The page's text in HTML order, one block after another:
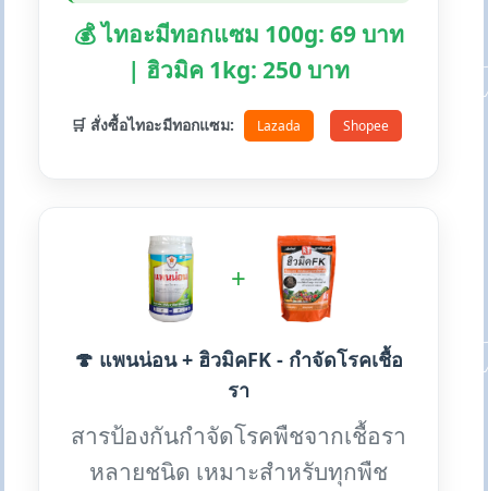
💰 ไทอะมีทอกแซม 100g: 69 บาท
| ฮิวมิค 1kg: 250 บาท
🛒 สั่งซื้อไทอะมีทอกแซม: Lazada Shopee
+
🍄 แพนน่อน + ฮิวมิคFK - กำจัดโรคเชื้อ
รา
สารป้องกันกำจัดโรคพืชจากเชื้อรา
หลายชนิด เหมาะสำหรับทุกพืช